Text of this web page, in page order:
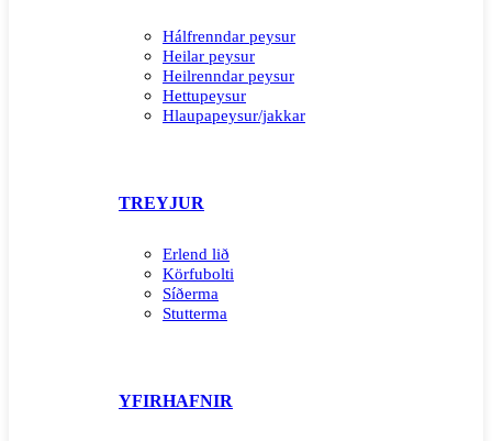
Hálfrenndar peysur
Heilar peysur
Heilrenndar peysur
Hettupeysur
Hlaupapeysur/jakkar
TREYJUR
Erlend lið
Körfubolti
Síðerma
Stutterma
YFIRHAFNIR